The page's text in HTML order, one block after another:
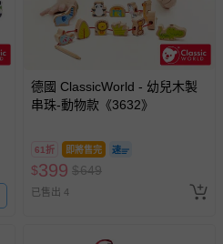
德國 ClassicWorld - 幼兒木製
串珠-動物款《3632》
61折 即將售完
$399 $649
已售出 4